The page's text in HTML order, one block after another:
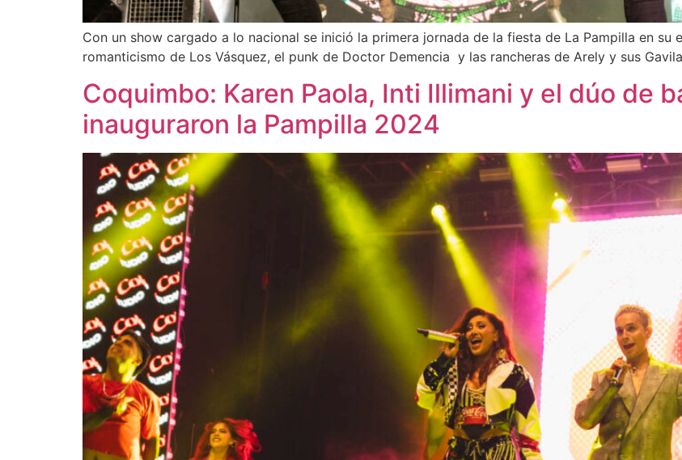
Con un show cargado a lo nacional se inició la primera jornada de la fiesta de La Pampilla en
romanticismo de Los Vásquez, el punk de Doctor Demencia y las rancheras de Arely y sus
Coquimbo: Karen Paola, Inti Illimani y el dúo de
inauguraron la Pampilla 2024